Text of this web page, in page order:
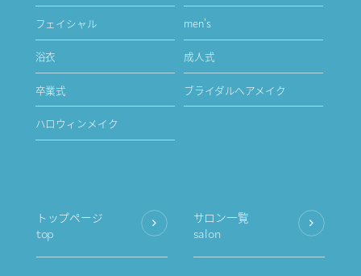
フェイシャル men's
浴衣 成人式
卒業式 ブライダルヘアメイク
ハロウィンメイク
トップページ
top
サロン一覧
salon